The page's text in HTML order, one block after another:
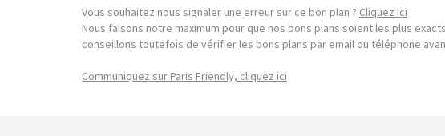
Vous souhaitez nous signaler une erreur sur ce bon plan ? Cliquez ici
Nous faisons notre maximum pour que nos bons plans soient les plus
conseillons toutefois de vérifier les bons plans par email ou téléphone
Communiquez sur Paris Friendly, cliquez ici